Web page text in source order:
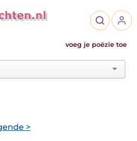
voeg je poëzie toe
>